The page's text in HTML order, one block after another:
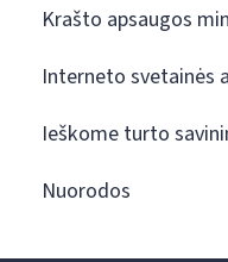
Krašto apsaugos
Interneto svetainės
Ieškome turto
Nuorodos